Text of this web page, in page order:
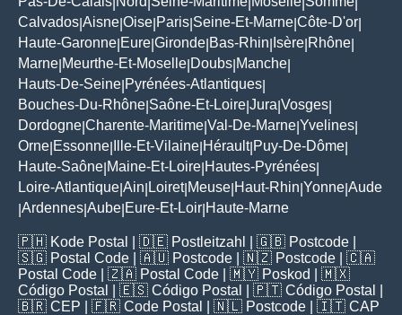
Calvados Aisne Oise Paris Seine-Et-Marne Côte-D'or
Haute-Garonne Eure Gironde Bas-Rhin Isère Rhône
Marne Meurthe-Et-Moselle Doubs Manche
Hauts-De-Seine Pyrénées-Atlantiques
Bouches-Du-Rhône Saône-Et-Loire Jura Vosges
Dordogne Charente-Maritime Val-De-Marne Yvelines
Orne Essonne Ille-Et-Vilaine Hérault| Puy-De-Dôme
Haute-Saône Maine-Et-Loire Hautes-Pyrénées
Loire-Atlantique Ain Loiret| Meuse Haut-Rhin Yonne Aude
Ardennes Aube Eure-Et-Loir Haute-Marne
🇵🇭 Kode Postal | 🇩🇪 Postleitzahl | 🇬🇧 Postcode
🇸🇬 Postal Code | 🇦🇺 Postcode | 🇳🇿 Postcode | 🇨🇦
Postal Code | 🇿🇦 Postal Code | 🇲🇾 Poskod
| 🇲🇽
Código Postal
| 🇪🇸 Código Postal | 🇵🇹 Código Postal
🇧🇷 CEP | 🇫🇷 Code Postal | 🇳🇱 Postcode | 🇮🇹 CAP